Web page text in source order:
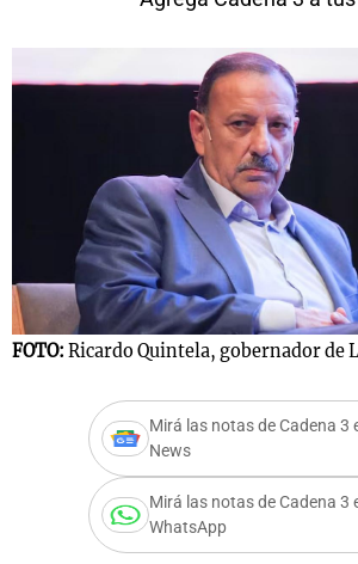
FOTO: Ricardo Quintela, gobernador de
Mirá las notas de Cadena 3
News
Mirá las notas de Cadena 3
WhatsApp